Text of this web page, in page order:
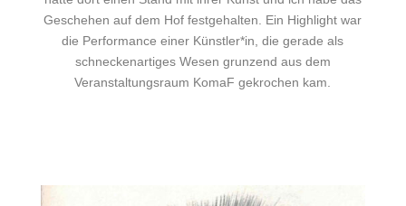
Geschehen auf dem Hof festgehalten. Ein Highlight war
die Performance einer Künstler*in, die gerade als
schneckenartiges Wesen grunzend aus dem
Veranstaltungsraum KomaF gekrochen kam.